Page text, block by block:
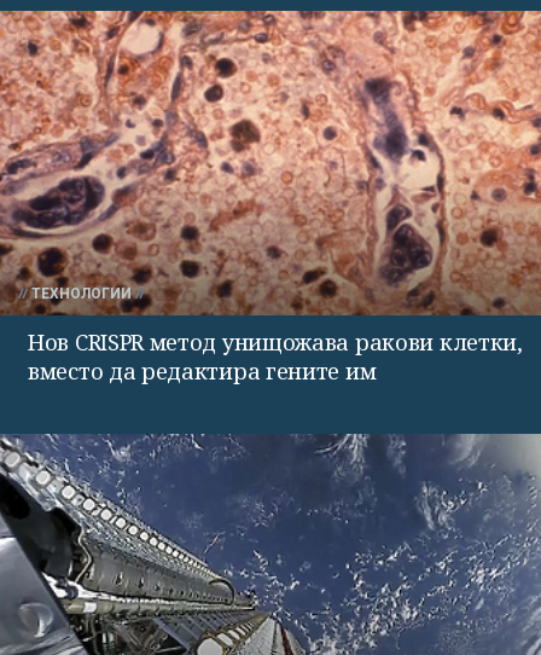
ТЕХНОЛОГИИ
Нов CRISPR метод унищожава ракови клетки,
вместо да редактира гените им